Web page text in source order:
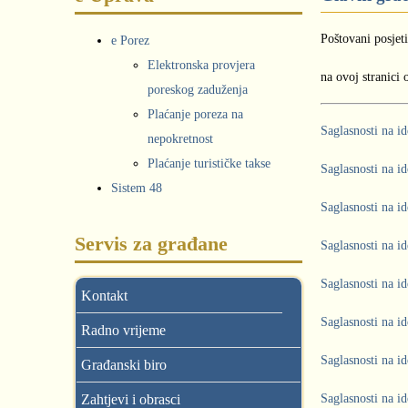
e Porez
Elektronska provjera
poreskog zaduženja
Plaćanje poreza na
nepokretnost
Plaćanje turističke takse
Sistem 48
Servis za građane
Kontakt
Radno vrijeme
Građanski biro
Zahtjevi i obrasci
Poštovani
na ovoj stranici
Saglasnosti na
Saglasnosti na
Saglasnosti na
Saglasnosti na
Saglasnosti na
Saglasnosti na
Saglasnosti na
Saglasnosti na